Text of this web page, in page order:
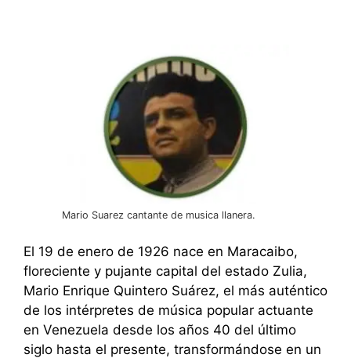
Mario Suarez cantante de musica llanera.
El 19 de enero de 1926 nace en Maracaibo,
floreciente y pujante capital del estado Zulia,
Mario Enrique Quintero Suárez, el más auténtico
de los intérpretes de música popular actuante
en Venezuela desde los años 40 del último
siglo hasta el presente, transformándose en un